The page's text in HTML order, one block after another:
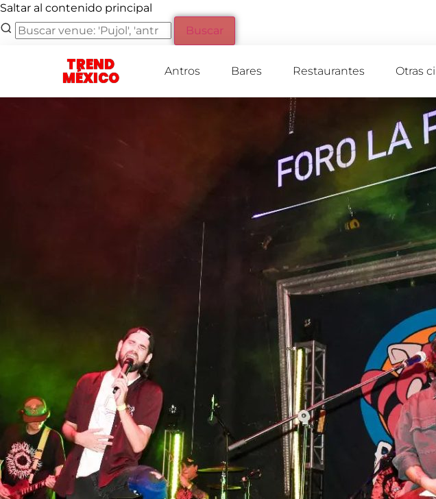
Saltar al contenido principal
Buscar
TREND
MÉXICO Antros Bares Restaurantes Otras